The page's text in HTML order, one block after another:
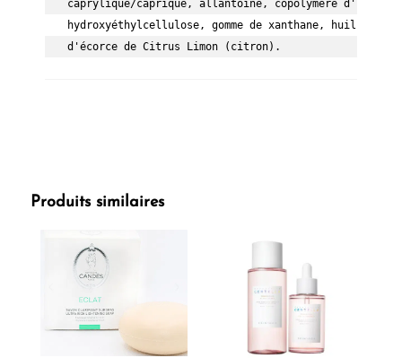
caprylique/caprique, allantoïne, copolymère
hydroxyéthylcellulose, gomme de xanthane, huile
d'écorce de Citrus Limon (citron).
Produits similaires